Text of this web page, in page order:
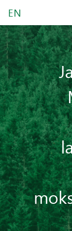
EN